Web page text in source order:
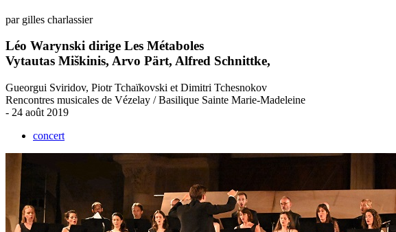
par gilles charlassier
Léo Warynski dirige Les Métaboles
Vytautas Miškinis, Arvo Pärt, Alfred Schnittke,
Gueorgui Sviridov, Piotr Tchaïkovski et Dimitri Tchesnokov
Rencontres musicales de Vézelay / Basilique Sainte Marie-Madeleine
- 24 août 2019
concert